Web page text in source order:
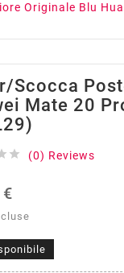
Originale Blu
Scocca
Mate 20
 (0) Reviews